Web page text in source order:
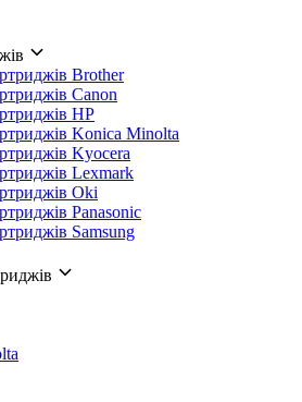
Brother
Canon
HP
Konica Minolta
Kyocera
Lexmark
Oki
Panasonic
Samsung